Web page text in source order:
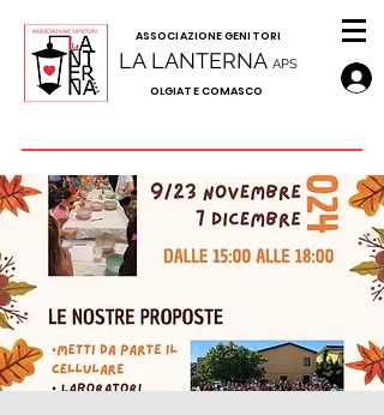
LA LANTERNA APS
ASSOCIAZIONE GENITORI
OLGIATE COMASCO